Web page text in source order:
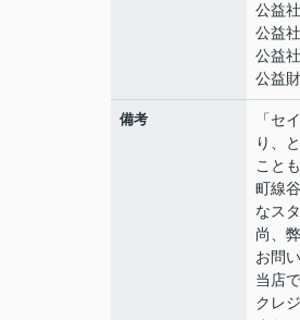
公益
公益
公益
公益
備考
「セ
り、
こと
町線
なス
尚、
お問
当店
クレ